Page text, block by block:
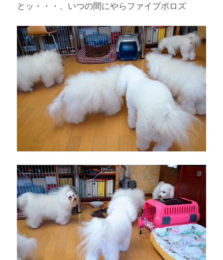
とッ・・・、いつの間にやらファイブボロズ